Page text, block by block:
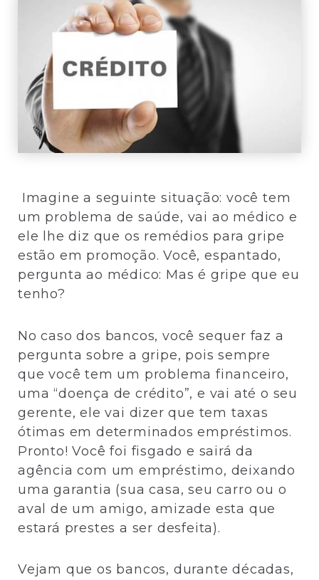
Imagine a seguinte situação: você tem
um problema de saúde, vai ao médico e
ele lhe diz que os remédios para gripe
estão em promoção. Você, espantado,
pergunta ao médico: Mas é gripe que eu
tenho?
No caso dos bancos, você sequer faz a
pergunta sobre a gripe, pois sempre
que você tem um problema financeiro,
uma “doença de crédito”, e vai até o seu
gerente, ele vai dizer que tem taxas
ótimas em determinados empréstimos.
Pronto! Você foi fisgado e sairá da
agência com um empréstimo, deixando
uma garantia (sua casa, seu carro ou o
aval de um amigo, amizade esta que
estará prestes a ser desfeita).
Vejam que os bancos, durante décadas,